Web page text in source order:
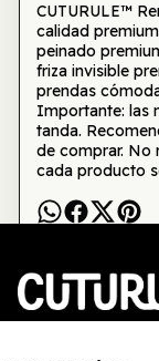
CUTURULE™
calidad
peinado
friza invisible
prendas
Importante: las
tanda.
de comprar. No
cada producto